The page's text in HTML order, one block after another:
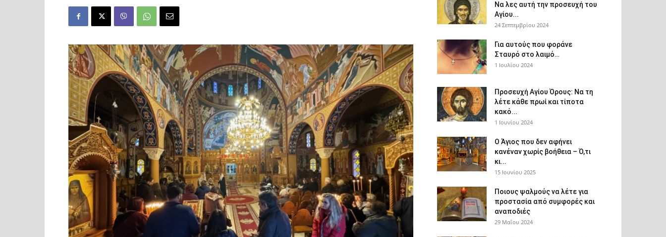
Να λες αυτή την προσευχή του
Αγίου...
24 Σεπτεμβρίου 2024
Για αυτούς που φοράνε
Σταυρό στο λαιμό…
1 Ιουλίου 2024
Προσευχή Αγίου Όρους: Να τη
λέτε κάθε πρωί και τίποτα
κακό...
1 Ιουνίου 2024
Ο Άγιος που δεν αφήνει
κανέναν χωρίς βοήθεια – Ό,τι
κι...
15 Ιουνίου 2025
Ποιους ψαλμούς να λέτε για
προστασία από συμφορές και
αναποδιές
29 Μαΐου 2024